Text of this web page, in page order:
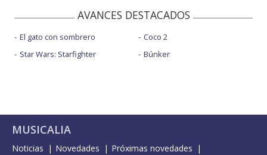
AVANCES DESTACADOS
El gato con sombrero
Star Wars: Starfighter
Coco 2
Búnker
MUSICALIA
Noticias Novedades
Próximas novedades